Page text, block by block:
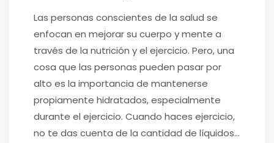
Las personas conscientes de la salud se
enfocan en mejorar su cuerpo y mente a
través de la nutrición y el ejercicio. Pero, una
cosa que las personas pueden pasar por
alto es la importancia de mantenerse
propiamente hidratados, especialmente
durante el ejercicio. Cuando haces ejercicio,
no te das cuenta de la cantidad de líquidos…